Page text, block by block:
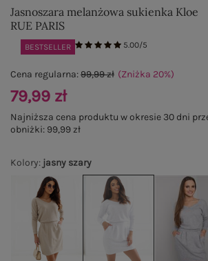
Jasnoszara melanżowa sukienka Kloe
RUE PARIS
BESTSELLER 5.00/5
Kolory: jasny szary
Cena regularna:99,99 zł (Zniżka 20%)
79,99 zł
Najniższa cena produktu w okresie 30 dni
obniżki: 99,99 zł